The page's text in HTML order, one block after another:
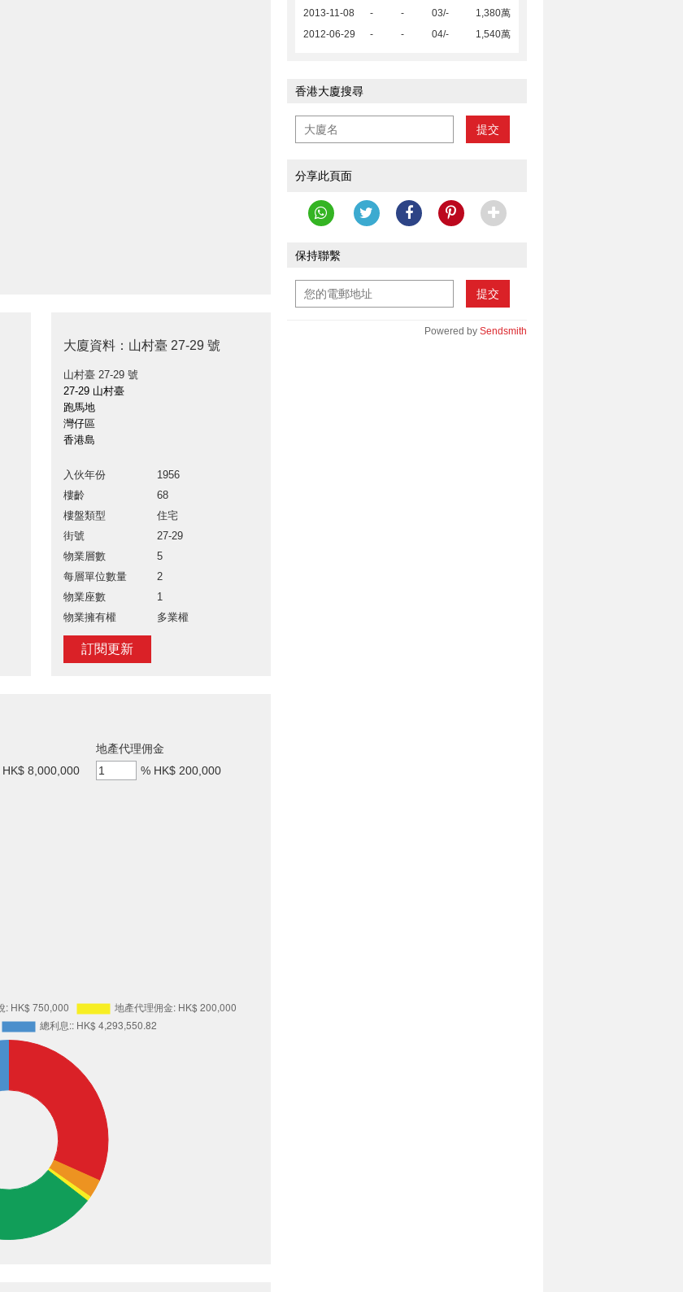
大廈資料：山村臺 27-29 號
山村臺 27-29 號
27-29 山村臺
跑馬地
灣仔區
香港島
入伙年份
1956
樓齡
68
樓盤類型
住宅
街號
27-29
物業層數
5
每層單位數量
2
物業座數
1
物業擁有權
多業權
訂閱更新
2013-11-08 - - 03/-
1,380萬
2012-06-29
- - 04/- 1,540萬
香港大廈搜尋
提交
分享此頁面
保持聯繫
提交
Powered by Sendsmith
HK$ 8,000,000
地產代理佣金
% HK$ 200,000